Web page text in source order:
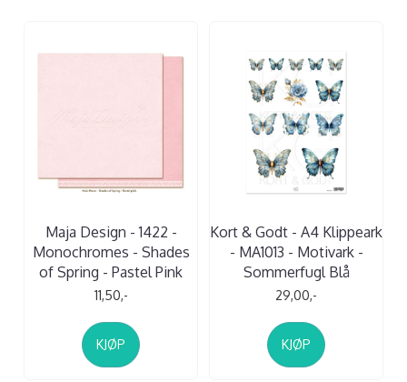
Maja Design - 1422 -
Monochromes - Shades
of Spring - Pastel Pink
11,50,-
KJØP
Kort & Godt - A4 Klippeark
- MA1013 - Motivark -
Sommerfugl Blå
29,00,-
KJØP